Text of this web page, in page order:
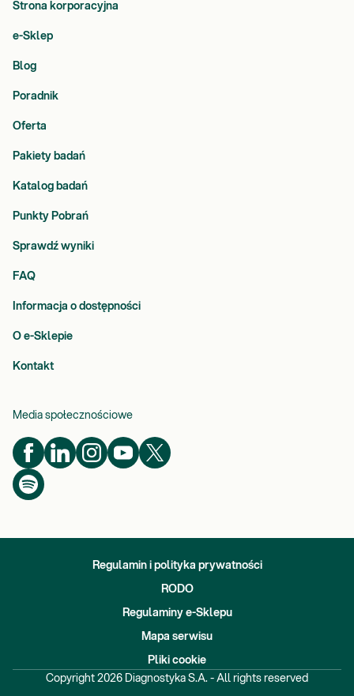
Strona korporacyjna
e-Sklep
Blog
Poradnik
Oferta
Pakiety badań
Katalog badań
Punkty Pobrań
Sprawdź wyniki
FAQ
Informacja o dostępności
O e-Sklepie
Kontakt
Media społecznościowe
Regulamin i polityka prywatności
RODO
Regulaminy e-Sklepu
Mapa serwisu
Pliki cookie
Copyright 2026 Diagnostyka S.A. - All rights reserved